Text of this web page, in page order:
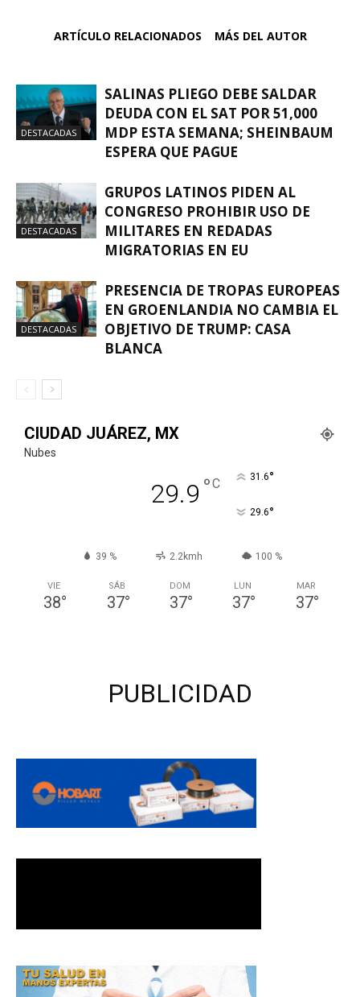
ARTÍCULO RELACIONADOS MÁS DEL AUTOR
DESTACADAS
SALINAS PLIEGO DEBE SALDAR
DEUDA CON EL SAT POR 51,000
MDP ESTA SEMANA; SHEINBAUM
ESPERA QUE PAGUE
DESTACADAS
GRUPOS LATINOS PIDEN AL
CONGRESO PROHIBIR USO DE
MILITARES EN REDADAS
MIGRATORIAS EN EU
DESTACADAS
PRESENCIA DE TROPAS EUROPEAS
EN GROENLANDIA NO CAMBIA EL
OBJETIVO DE TRUMP: CASA
BLANCA
CIUDAD JUÁREZ, MX
Nubes
29.9 °C 31.6°
29.6°
39 % 2.2kmh 100 %
VIE
38°
SÁB
37°
DOM
37°
LUN
37°
MAR
37°
PUBLICIDAD